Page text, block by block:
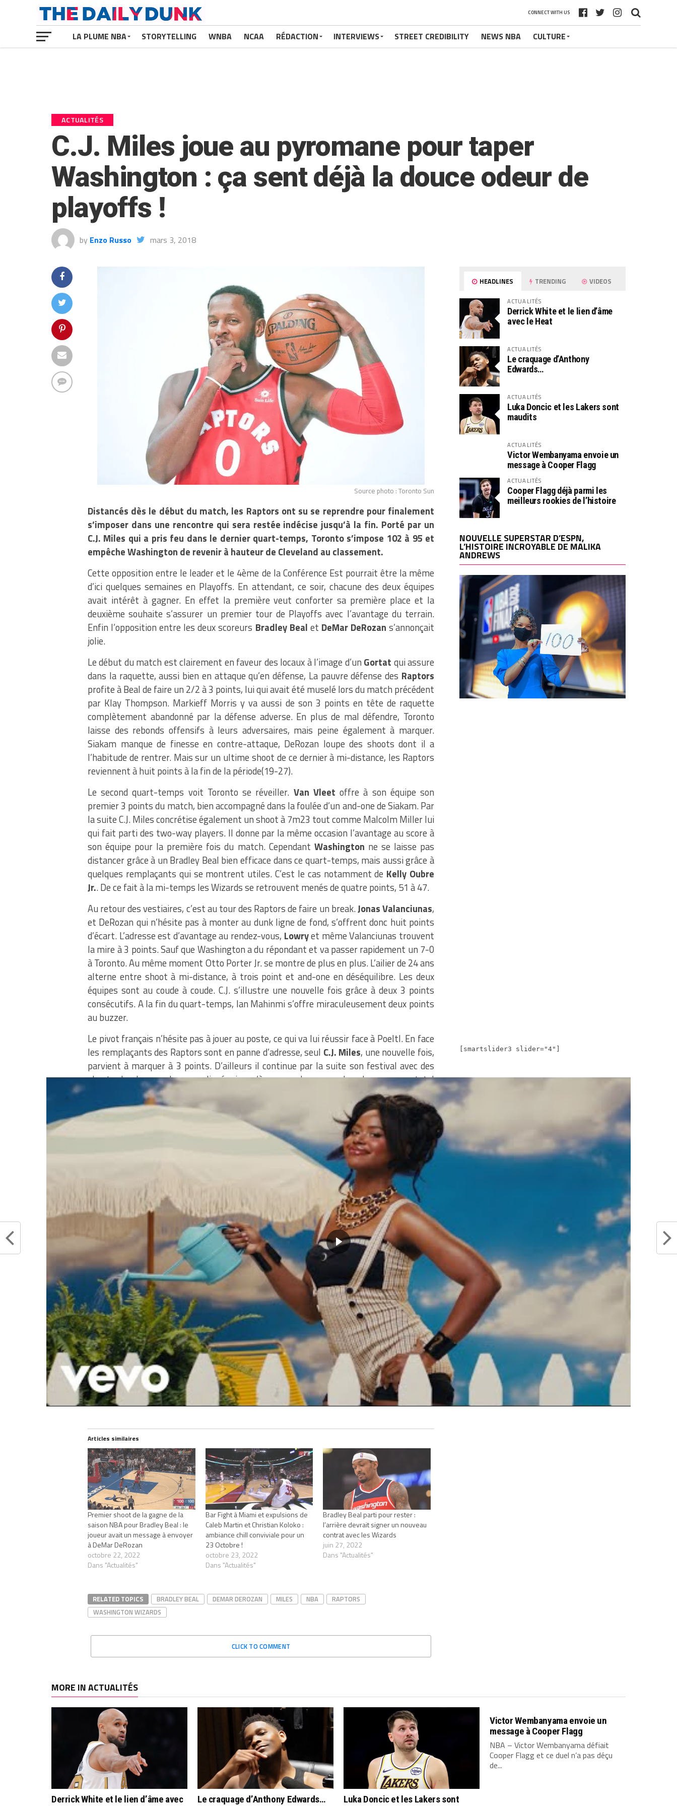
CONNECT WITH US
LA PLUME NBA STORYTELLING WNBA NCAA RÉDACTION INTERVIEWS STREET CREDIBILITY NEWS NBA CULTURE
ACTUALITÉS
C.J. Miles joue au pyromane pour taper
Washington : ça sent déjà la douce odeur de
playoffs !
by Enzo Russo mars 3, 2018
Source photo : Toronto Sun
Distancés dès le début du match, les Raptors ont su se reprendre pour finalement
s’imposer dans une rencontre qui sera restée indécise jusqu’à la fin. Porté par un
C.J. Miles qui a pris feu dans le dernier quart-temps, Toronto s’impose 102 à 95 et
empêche Washington de revenir à hauteur de Cleveland au classement.
Cette opposition entre le leader et le 4ème de la Conférence Est pourrait être la même
d’ici quelques semaines en Playoffs. En attendant, ce soir, chacune des deux équipes
avait intérêt à gagner. En effet la première veut conforter sa première place et la
deuxième souhaite s’assurer un premier tour de Playoffs avec l’avantage du terrain.
Enfin l’opposition entre les deux scoreurs Bradley Beal et DeMar DeRozan s’annonçait
jolie.
Le début du match est clairement en faveur des locaux à l’image d’un Gortat qui assure
dans la raquette, aussi bien en attaque qu’en défense, La pauvre défense des Raptors
profite à Beal de faire un 2/2 à 3 points, lui qui avait été muselé lors du match précédent
par Klay Thompson. Markieff Morris y va aussi de son 3 points en tête de raquette
complètement abandonné par la défense adverse. En plus de mal défendre, Toronto
laisse des rebonds offensifs à leurs adversaires, mais peine également à marquer.
Siakam manque de finesse en contre-attaque, DeRozan loupe des shoots dont il a
l’habitude de rentrer. Mais sur un ultime shoot de ce dernier à mi-distance, les Raptors
reviennent à huit points à la fin de la période(19-27).
Le second quart-temps voit Toronto se réveiller. Van Vleet offre à son équipe son
premier 3 points du match, bien accompagné dans la foulée d’un and-one de Siakam. Par
la suite C.J. Miles concrétise également un shoot à 7m23 tout comme Malcolm Miller lui
qui fait parti des two-way players. Il donne par la même occasion l’avantage au score à
son équipe pour la première fois du match. Cependant Washington ne se laisse pas
distancer grâce à un Bradley Beal bien efficace dans ce quart-temps, mais aussi grâce à
quelques remplaçants qui se montrent utiles. C’est le cas notamment de Kelly Oubre
Jr.. De ce fait à la mi-temps les Wizards se retrouvent menés de quatre points, 51 à 47.
Au retour des vestiaires, c’est au tour des Raptors de faire un break.Jonas Valanciunas,
et DeRozan qui n’hésite pas à monter au dunk ligne de fond, s’offrent donc huit points
d’écart. L’adresse est d’avantage au rendez-vous, Lowryet même Valanciunas trouvent
la mire à 3 points. Sauf que Washington a du répondant et va passer rapidement un 7-0
à Toronto. Au même moment Otto Porter Jr. se montre de plus en plus. L’ailier de 24 ans
alterne entre shoot à mi-distance, à trois point et and-one en déséquilibre. Les deux
équipes sont au coude à coude. C.J. s’illustre une nouvelle fois grâce à deux 3 points
consécutifs. A la fin du quart-temps, Ian Mahinmi s’offre miraculeusement deux points
au buzzer.
Le pivot français n’hésite pas à jouer au poste, ce qui va lui réussir face à Poeltl. En face
les remplaçants des Raptors sont en panne d’adresse, seul C.J. Miles, une nouvelle fois,
parvient à marquer à 3 points. D’ailleurs il continue par la suite son festival avec des
shoots de plus en plus compliqués, jusqu’à en prendre en un dans le corner en total
déséquilibre, et qu’il réussira bien sûr. Et après quelques points apportés par le jeune
pivot autrichien, Poeltl, les Raptors mènent 94 à 88 à trois minutes de la fin du match.
DeRozan va assurer ses shoots à mi-distance ainsi que ses lancers-franc pour mettre à
l’abri son équipe. Washington ne reviendra pas malgré un dernier trois points de Porter
Game Highlights:
https://t.co/lhms8wM0sg
pic.twitter.com/heuhn6RWks
— Toronto Raptors (@Raptors)March 3, 2018
Les hommes de Dwane Casey s’impose donc face aux Wizards 102-95 face à des
Wizards qui auront longtemps espéré une belle victoire. Toronto conforte un peu
plus sa position de leader à l’Est grâce à ce troisième succès d’affilé. De son côté
Washington manque une jolie occasion de menacer Cleveland qui occupe la
troisième place. Lors de son prochain match contre Indiana la victoire est donc
impérative.
Partager :
Articles similaires
Premier shoot de la gagne de la
saison NBA pour Bradley Beal : le
joueur avait un message à envoyer
à DeMar DeRozan
octobre 22, 2022
Dans "Actualités"
Bar Fight à Miami et expulsions de
Caleb Martin et Christian Koloko :
ambiance chill conviviale pour un
23 Octobre !
octobre 23, 2022
Dans "Actualités"
Bradley Beal parti pour rester :
l’arrière devrait signer un nouveau
contrat avec les Wizards
juin 27, 2022
Dans "Actualités"
RELATED TOPICS BRADLEY BEAL DEMAR DEROZAN MILES NBA
RAPTORS
WASHINGTON WIZARDS
CLICK TO COMMENT
HEADLINES TRENDING VIDEOS
ACTUALITÉS
Derrick White et le lien d’âme
avec le Heat
ACTUALITÉS
Le craquage d’Anthony
Edwards…
ACTUALITÉS
Luka Doncic et les Lakers sont
maudits
ACTUALITÉS
Victor Wembanyama envoie un
message à Cooper Flagg
ACTUALITÉS
Cooper Flagg déjà parmi les
meilleurs rookies de l’histoire
NOUVELLE SUPERSTAR D’ESPN,
L’HISTOIRE INCROYABLE DE MALIKA
ANDREWS
[smartslider3 slider="4"]
MORE IN ACTUALITÉS
Derrick White et le lien d’âme avec
Le craquage d’Anthony Edwards…
Luka Doncic et les Lakers sont
Victor Wembanyama envoie un
message à Cooper Flagg
NBA – Victor Wembanyama défiait
Cooper Flagg et ce duel n’a pas déçu
de...